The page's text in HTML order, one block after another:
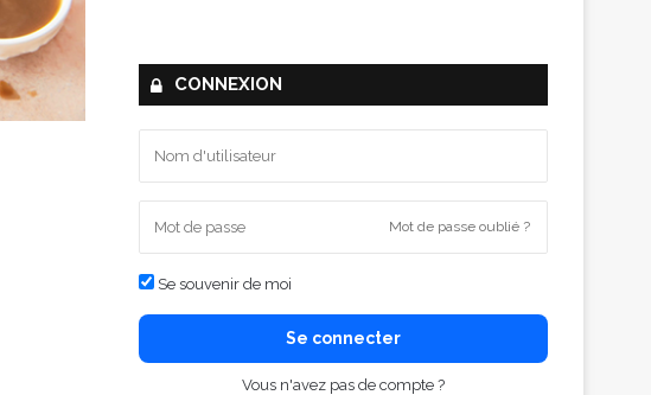
CONNEXION
Mot de passe oublié ?
Se souvenir de moi
Se connecter
Vous n'avez pas de compte ?